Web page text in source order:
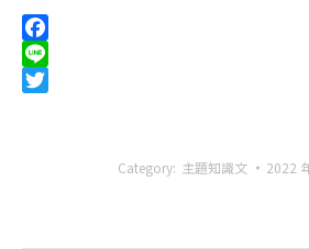
Facebook
Line
Category: 主題知識文 2022